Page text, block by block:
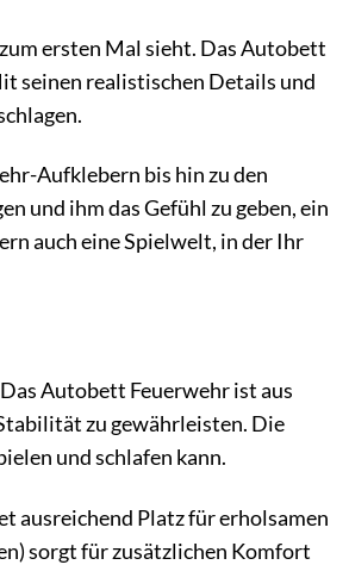
ersten Mal sieht. Das Autobett
seinen realistischen Details und
Aufklebern bis hin zu den
und ihm das Gefühl zu geben, ein
auch eine Spielwelt, in der Ihr
Autobett Feuerwehr ist aus
zu gewährleisten. Die
und schlafen kann.
ausreichend Platz für erholsamen
sorgt für zusätzlichen Komfort